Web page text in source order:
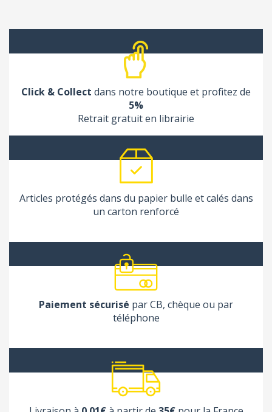
Click & Collect dans notre boutique et profitez de
5%
Retrait gratuit en librairie
Articles protégés dans du papier bulle et calés dans
un carton renforcé
Paiement sécurisé par CB, chèque ou par
téléphone